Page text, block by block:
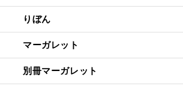
りぼん
マーガレット
別冊マーガレット